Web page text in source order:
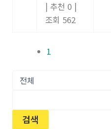
| 추천 0 |
조회 562
1
검색